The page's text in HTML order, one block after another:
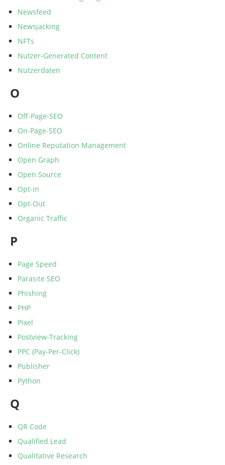
Newsfeed
Newsjacking
NFTs
Nutzer-Generated Content
Nutzerdaten
O
Off-Page-SEO
On-Page-SEO
Online Reputation Management
Open Graph
Open Source
Opt-in
Opt-Out
Organic Traffic
P
Page Speed
Parasite SEO
Phishing
PHP
Pixel
Postview-Tracking
PPC (Pay-Per-Click)
Publisher
Python
Q
QR Code
Qualified Lead
Qualitative Research